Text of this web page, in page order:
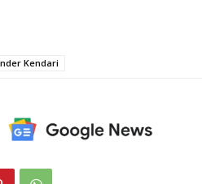
Kendari